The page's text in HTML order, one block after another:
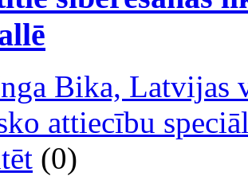
Bika, Latvijas
attiecību
(0)